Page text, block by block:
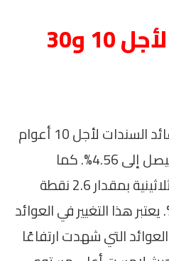
عائد السندات لأجل 10 و30
بالإضافة إلى ذلك، هبط عائد السندات لأجل 10 أعوام
بمقدار 2.4 نقطة أساس ليصل إلى 4.56%. كما
تراجعت عوائد السندات الثلاثينية بمقدار 2.6 نقطة
لتصل إلى 5.087%. يعتبر هذا التغيير في العوائد
التي شهدت ارتفاعًا